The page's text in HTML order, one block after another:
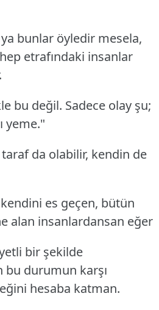
ya bunlar öyledir mesela,
etrafındaki insanlar
bu değil. Sadece olay şu;
yeme."
da olabilir, kendin de
es geçen, bütün
alan insanlardansan eğer
bir şekilde
bu durumun karşı
hesaba katman.